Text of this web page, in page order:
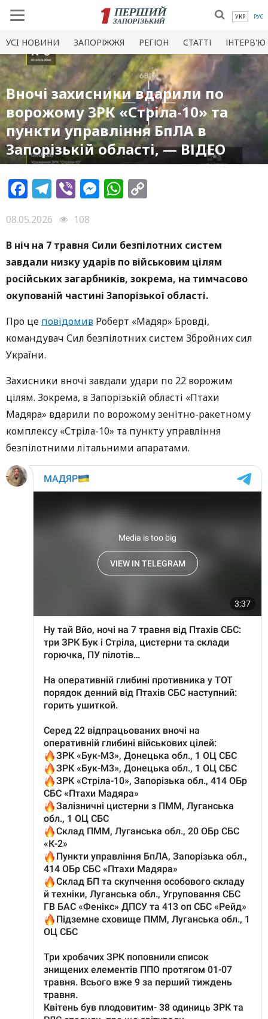
УКР РУС
УСI НОВИНИ ЗАПОРІЖЖЯ РЕГІОН СТАТТІ ІНТЕРВ'Ю
Вночі захисники вдарили по
ворожому ЗРК «Стріла-10» та
пункти управління БпЛА в
Запорізькій області, — ВІДЕО
Facebook
Telegram
ViberMessenger
WhatsApp
08.05.2026
108
В ніч на 7 травня Сили безпілотних систем
завдали низку ударів по військовим цілям
російських загарбників, зокрема, на тимчасово
окупованій частині Запорізької області.
Про це повідомив Роберт «Мадяр» Бровді,
командувач Сил безпілотних систем Збройних сил
України.
Захисники вночі завдали удари по 22 ворожим
цілям. Зокрема, в Запорізькій області «Птахи
Мадяра» вдарили по ворожому зенітно-ракетному
комплексу «Стріла-10» та пункту управління
безпілотними літальними апаратами.